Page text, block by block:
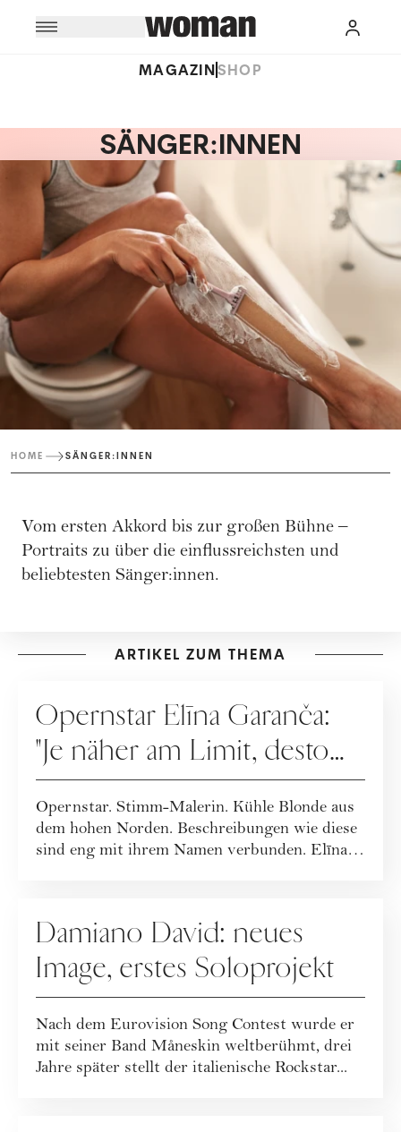
MAGAZINSHOP
SÄNGER:INNEN
HOME SÄNGER:INNEN
Vom ersten Akkord bis zur großen Bühne –
Portraits zu über die einflussreichsten und
beliebtesten Sänger:innen.
ARTIKEL ZUM THEMA
Opernstar Elīna Garanča:
"Je näher am Limit, desto
besser!"
Opernstar. Stimm-Malerin. Kühle Blonde aus
dem hohen Norden. Beschreibungen wie diese
sind eng mit ihrem Namen verbunden. Elīna
Damiano David: neues
Image, erstes Soloprojekt
Nach dem Eurovision Song Contest wurde er
mit seiner Band Måneskin weltberühmt, drei
Jahre später stellt der italienische Rockstar...